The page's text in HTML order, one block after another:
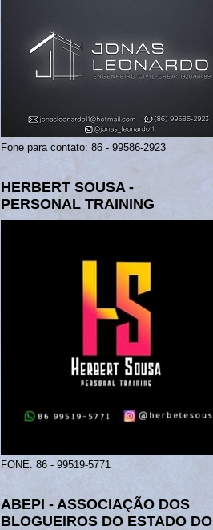
Fone para contato: 86 - 99586-2923
HERBERT SOUSA -
PERSONAL TRAINING
FONE: 86 - 99519-5771
ABEPI - ASSOCIAÇÃO DOS
BLOGUEIROS DO ESTADO DO